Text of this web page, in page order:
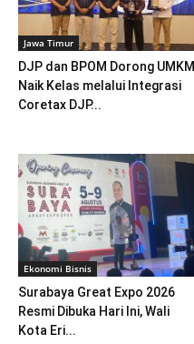
Jawa Timur
DJP dan BPOM Dorong UMKM
Naik Kelas melalui Integrasi
Coretax DJP...
Ekonomi Bisnis
Surabaya Great Expo 2026
Resmi Dibuka Hari Ini, Wali
Kota Eri...